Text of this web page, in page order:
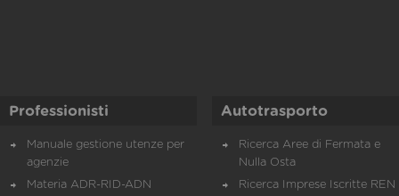
Professionisti
Manuale gestione utenze per
agenzie
Materia ADR-RID-ADN
Autotrasporto
Ricerca Aree di Fermata e
Nulla Osta
Ricerca Imprese Iscritte REN